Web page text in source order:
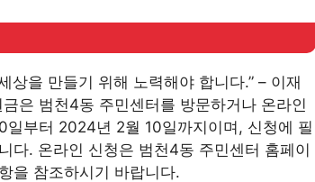
상을 만들기 위해 노력해야 합니다.” – 이재
은 범천4동 주민센터를 방문하거나 온라인
부터 2024년 2월 10일까지이며, 신청에 필
다. 온라인 신청은 범천4동 주민센터 홈페이
을 참조하시기 바랍니다.